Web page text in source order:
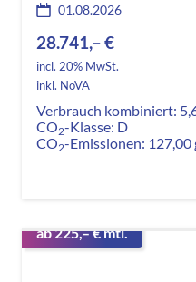
01.08.2026
28.741,– €
incl. 20% MwSt.
inkl. NoVA
Verbrauch kombiniert:
CO2-Klasse: D
CO2-Emissionen: 127,00
ab 225,– € mtl.